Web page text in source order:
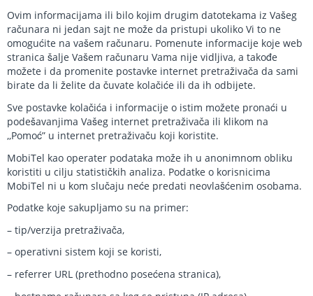
Ovim informacijama ili bilo kojim drugim datotekama iz Vašeg
računara ni jedan sajt ne može da pristupi ukoliko Vi to ne
omogućite na vašem računaru. Pomenute informacije koje web
stranica šalje Vašem računaru Vama nije vidljiva, a takođe
možete i da promenite postavke internet pretraživača da sami
birate da li želite da čuvate kolačiće ili da ih odbijete.
Sve postavke kolačića i informacije o istim možete pronaći u
podešavanjima Vašeg internet pretraživača ili klikom na
,,Pomoć” u internet pretraživaču koji koristite.
MobiTel kao operater podataka može ih u anonimnom obliku
koristiti u cilju statističkih analiza. Podatke o korisnicima
MobiTel ni u kom slučaju neće predati neovlašćenim osobama.
Podatke koje sakupljamo su na primer:
– tip/verzija pretraživača,
– operativni sistem koji se koristi,
– referrer URL (prethodno posećena stranica),